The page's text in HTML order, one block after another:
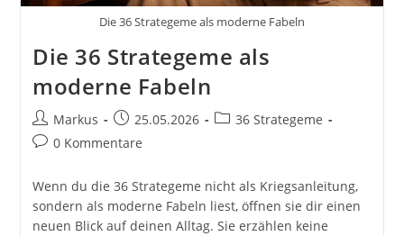
Die 36 Strategeme als moderne Fabeln
Die 36 Strategeme als
moderne Fabeln
Beitrags-
Autor:
Markus
Beitrag
veröffentlicht:
25.05.2026
Beitrags-
36 Strategeme
Beitrags-
0 Kommentare
Wenn du die 36 Strategeme nicht als Kriegsanleitung,
sondern als moderne Fabeln liest, öffnen sie dir einen
neuen Blick auf deinen Alltag. Sie erzählen keine